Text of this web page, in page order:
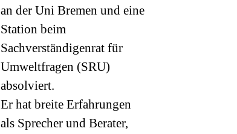
an der Uni Bremen und eine
Station beim
Sachverständigenrat für
Umweltfragen (SRU)
absolviert.
Er hat breite Erfahrungen
als Sprecher und Berater,